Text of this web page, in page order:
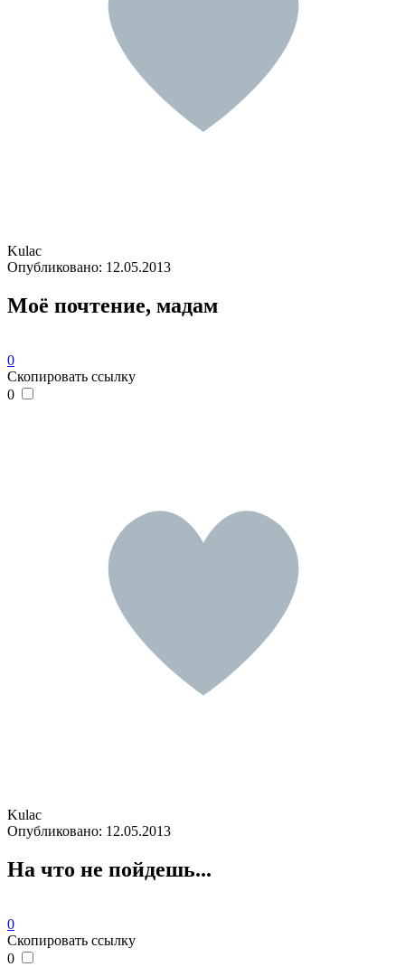
Kulac
Опубликовано: 12.05.2013
Моё почтение, мадам
0
Скопировать ссылку
0
Kulac
Опубликовано: 12.05.2013
На что не пойдешь...
0
Скопировать ссылку
0